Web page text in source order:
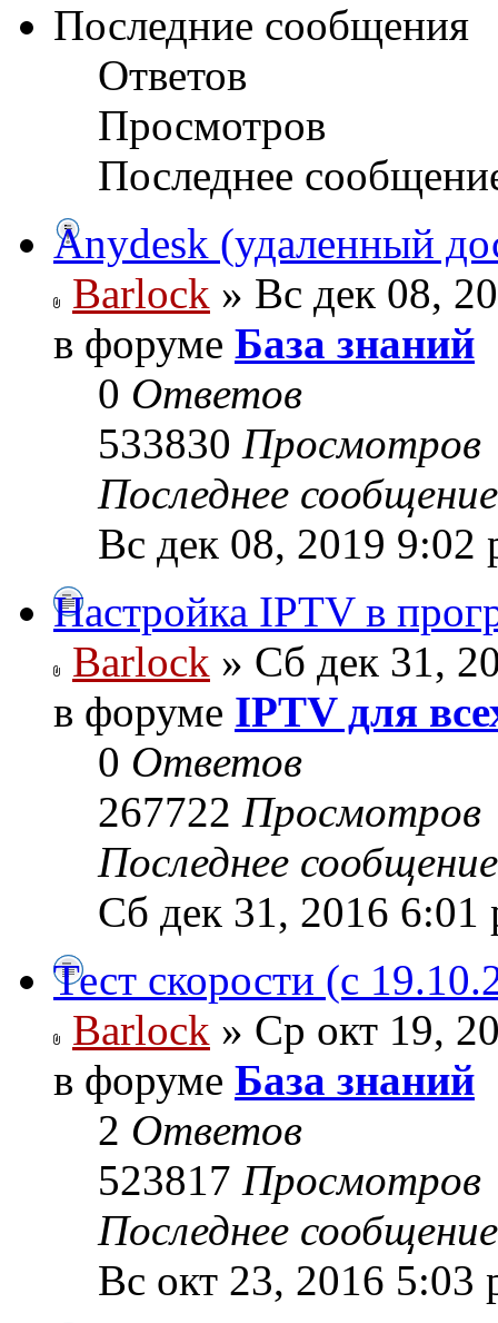
Последние сообщения
Ответов
Просмотров
Последнее
Anydesk (удаленный
Barlock » Вс дек 08,
в форуме База знаний
0 Ответов
533830 Просмотров
Последнее
Вс дек 08, 2019 9:02
Настройка IPTV в
Barlock » Сб дек 31,
в форуме IPTV для
0 Ответов
267722 Просмотров
Последнее
Сб дек 31, 2016 6:01
Тест скорости (с
Barlock » Ср окт 19,
в форуме База знаний
2 Ответов
523817 Просмотров
Последнее
Вс окт 23, 2016 5:03